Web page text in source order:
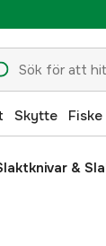
Skytte Fiske
&